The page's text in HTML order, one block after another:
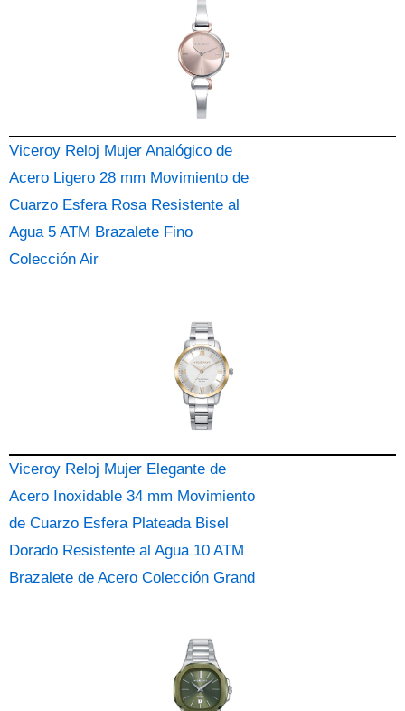
Viceroy Reloj Mujer Analógico de
Acero Ligero 28 mm Movimiento de
Cuarzo Esfera Rosa Resistente al
Agua 5 ATM Brazalete Fino
Colección Air
Viceroy Reloj Mujer Elegante de
Acero Inoxidable 34 mm Movimiento
de Cuarzo Esfera Plateada Bisel
Dorado Resistente al Agua 10 ATM
Brazalete de Acero Colección Grand